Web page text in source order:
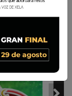
GUATEMALA
LIGA
equipos,
2